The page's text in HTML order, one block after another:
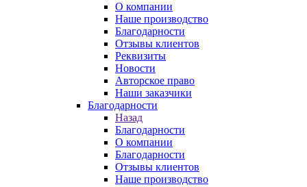
О компании
Наше производство
Благодарности
Отзывы клиентов
Реквизиты
Новости
Авторское право
Наши заказчики
Благодарности
Назад
Благодарности
О компании
Благодарности
Отзывы клиентов
Наше производство